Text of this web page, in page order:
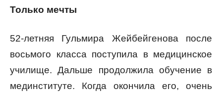
Только мечты
52-летняя Гульмира Жейбейгенова после
восьмого класса поступила в медицинское
училище. Дальше продолжила обучение в
мединституте. Когда окончила его, очень